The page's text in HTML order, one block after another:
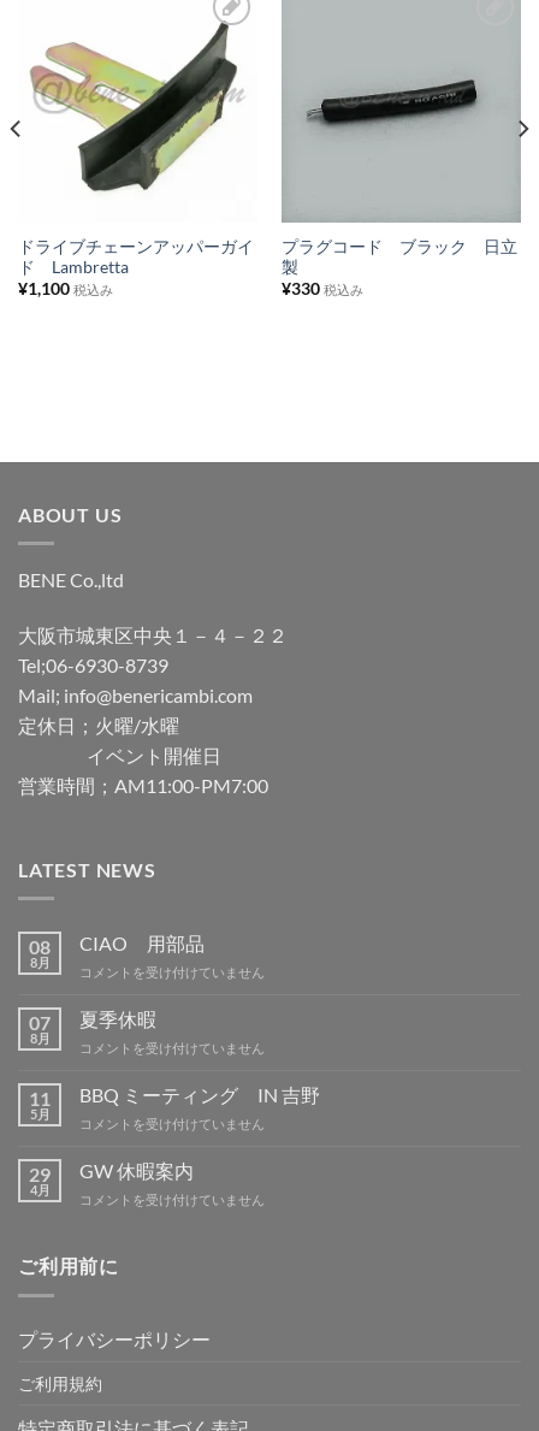
お
気
に
ス
ドライブチェーンアッパーガイ
ド Lambretta
¥1,100 税込み
気
に
プラグコード ブラック 日立
製
¥330 税込み
ABOUT US
BENE Co.,ltd
大阪市城東区中央１－４－２２
Tel;06-6930-8739
Mail; info@benericambi.com
定休日；火曜/水曜
イベント開催日
営業時間；AM11:00-PM7:00
LATEST NEWS
08
8月
CIAO 用部品
CIAO
部
品
は
コメントを受け付けていません
07
8月
夏季休暇
夏
休
は
コメントを受け付けていません
11
5月
BBQ ミーティング IN 吉野
BBQ
ー
ィ
IN
コメントを受け付けていません
29
4月
GW 休暇案内
GW
案
内
コメントを受け付けていません
ご利用前に
プライバシーポリシー
ご利用規約